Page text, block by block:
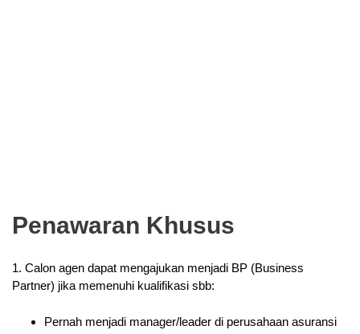
Penawaran Khusus
1. Calon agen dapat mengajukan menjadi BP (Business
Partner) jika memenuhi kualifikasi sbb:
Pernah menjadi manager/leader di perusahaan asuransi